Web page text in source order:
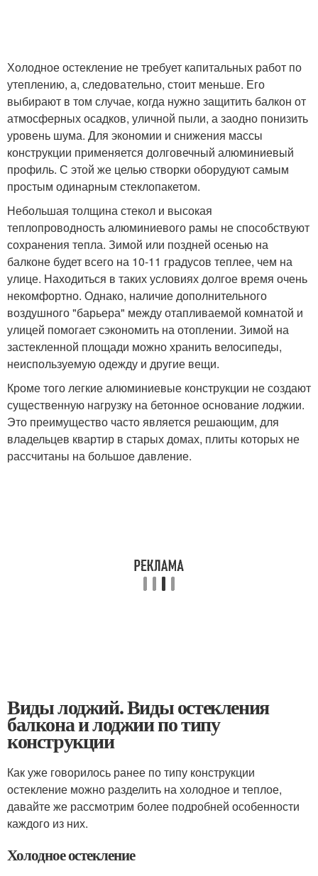
Холодное остекление не требует капитальных работ по
утеплению, а, следовательно, стоит меньше. Его
выбирают в том случае, когда нужно защитить балкон от
атмосферных осадков, уличной пыли, а заодно понизить
уровень шума. Для экономии и снижения массы
конструкции применяется долговечный алюминиевый
профиль. С этой же целью створки оборудуют самым
простым одинарным стеклопакетом.
Небольшая толщина стекол и высокая
теплопроводность алюминиевого рамы не способствуют
сохранения тепла. Зимой или поздней осенью на
балконе будет всего на 10-11 градусов теплее, чем на
улице. Находиться в таких условиях долгое время очень
некомфортно. Однако, наличие дополнительного
воздушного "барьера" между отапливаемой комнатой и
улицей помогает сэкономить на отоплении. Зимой на
застекленной площади можно хранить велосипеды,
неиспользуемую одежду и другие вещи.
Кроме того легкие алюминиевые конструкции не создают
существенную нагрузку на бетонное основание лоджии.
Это преимущество часто является решающим, для
владельцев квартир в старых домах, плиты которых не
рассчитаны на большое давление.
Виды лоджий. Виды остекления
балкона и лоджии по типу
конструкции
Как уже говорилось ранее по типу конструкции
остекление можно разделить на холодное и теплое,
давайте же рассмотрим более подробней особенности
каждого из них.
Холодное остекление